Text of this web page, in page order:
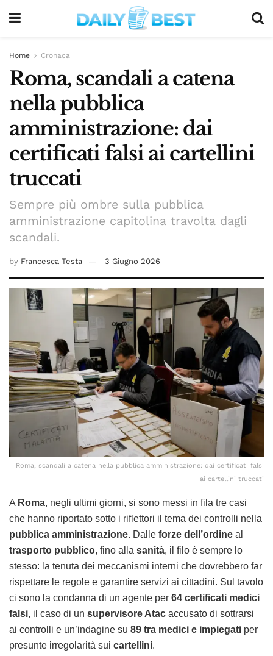
Home Cronaca
Roma, scandali a catena
nella pubblica
amministrazione: dai
certificati falsi ai cartellini
truccati
Sempre più ombre sulla pubblica
amministrazione capitolina travolta dagli
scandali.
by Francesca Testa 3 Giugno 2026
Roma, scandali a catena nella pubblica amministrazione: dai certificati falsi
ai cartellini truccati
A Roma, negli ultimi giorni, si sono messi in fila tre casi
che hanno riportato sotto i riflettori il tema dei controlli nella
pubblica amministrazione. Dalle forze dell’ordine al
trasporto pubblico, fino alla sanità, il filo è sempre lo
stesso: la tenuta dei meccanismi interni che dovrebbero far
rispettare le regole e garantire servizi ai cittadini. Sul tavolo
ci sono la condanna di un agente per 64 certificati medici
falsi, il caso di un supervisore Atac accusato di sottrarsi
ai controlli e un’indagine su 89 tra medici e impiegati per
presunte irregolarità sui cartellini.